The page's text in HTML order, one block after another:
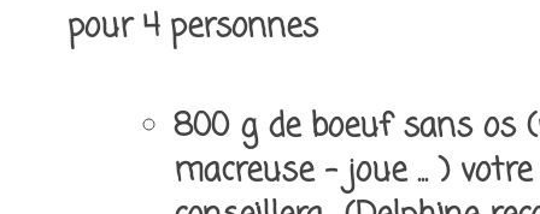
pour 4 personnes
800 g de boeuf sans os
macreuse - joue ... )